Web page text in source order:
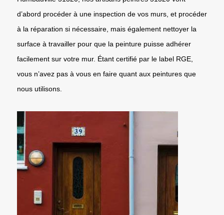
d’abord procéder à une inspection de vos murs, et procéder
à la réparation si nécessaire, mais également nettoyer la
surface à travailler pour que la peinture puisse adhérer
facilement sur votre mur. Étant certifié par le label RGE,
vous n’avez pas à vous en faire quant aux peintures que
nous utilisons.